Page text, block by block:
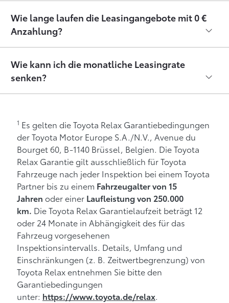
Wie lange laufen die Leasingangebote mit 0 €
Anzahlung?
Wie kann ich die monatliche Leasingrate
senken?
1 Es gelten die Toyota Relax Garantiebedingungen
der Toyota Motor Europe S.A./N.V., Avenue du
Bourget 60, B-1140 Brüssel, Belgien. Die Toyota
Relax Garantie gilt ausschließlich für Toyota
Fahrzeuge nach jeder Inspektion bei einem Toyota
Partner bis zu einem Fahrzeugalter von 15
Jahren oder einer Laufleistung von 250.000
km. Die Toyota Relax Garantielaufzeit beträgt 12
oder 24 Monate in Abhängigkeit des für das
Fahrzeug vorgesehenen
Inspektionsintervalls. Details, Umfang und
Einschränkungen (z. B. Zeitwertbegrenzung) von
Toyota Relax entnehmen Sie bitte den
Garantiebedingungen
unter: https://www.toyota.de/relax.